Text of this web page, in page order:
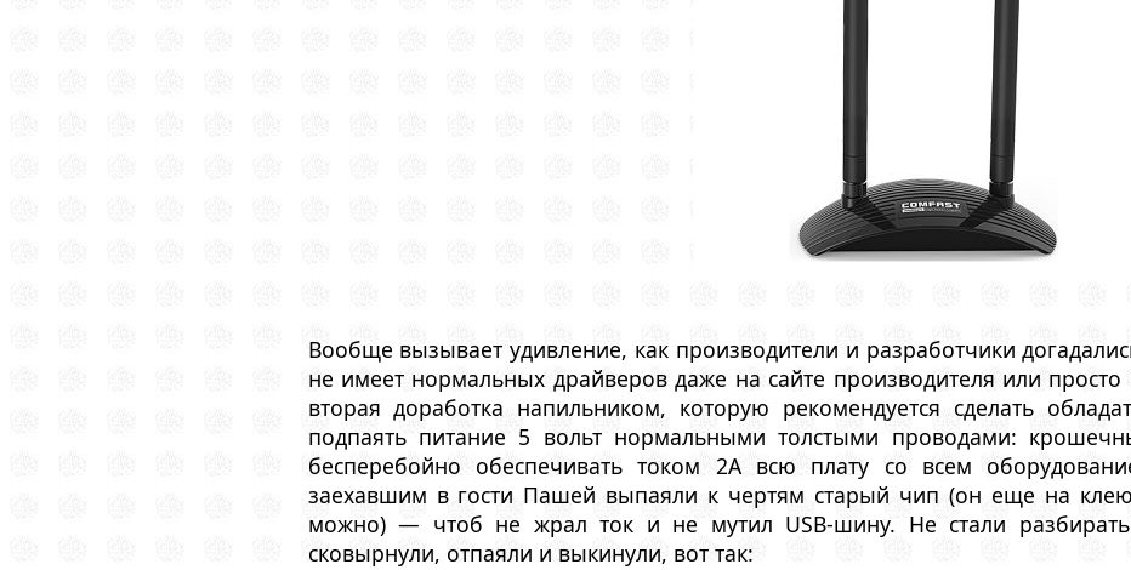
Вообще вызывает удивление, как производители и разработчики
не имеет нормальных драйверов даже на сайте производителя или
вторая доработка напильником, которую рекомендуется сделать
подпаять питание 5 вольт нормальными толстыми проводами:
бесперебойно обеспечивать током 2А всю плату со всем
заехавшим в гости Пашей выпаяли к чертям старый чип (он еще на
можно) — чтоб не жрал ток и не мутил USB-шину. Не стали
сковырнули, отпаяли и выкинули, вот так: